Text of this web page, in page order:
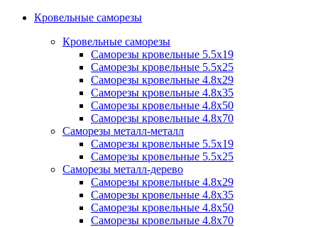
Кровельные саморезы
Кровельные саморезы
Саморезы кровельные 5.5х19
Саморезы кровельные 5.5х25
Саморезы кровельные 4.8х29
Саморезы кровельные 4.8х35
Саморезы кровельные 4.8х50
Саморезы кровельные 4.8х70
Саморезы металл-металл
Саморезы кровельные 5.5х19
Саморезы кровельные 5.5х25
Саморезы металл-дерево
Саморезы кровельные 4.8х29
Саморезы кровельные 4.8х35
Саморезы кровельные 4.8х50
Саморезы кровельные 4.8х70